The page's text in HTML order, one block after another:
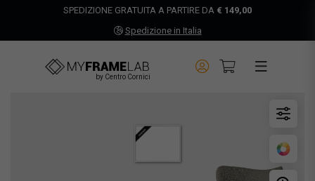
SPEDIZIONE GRATUITA A PARTIRE DA € 149,00
Spedizione in Italia
by Centro Cornici